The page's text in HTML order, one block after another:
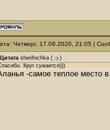
Четверг, 17.09.2020, 21:05 |
Цитата sherifochka (
)
Круг сужается)))
-самое теплое место в